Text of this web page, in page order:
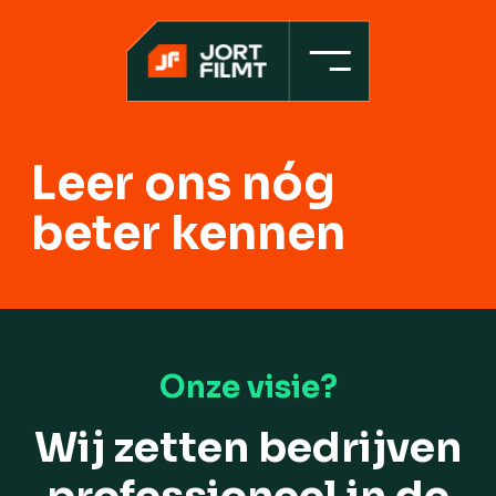
Projecten
Contact
Leer ons nóg
beter kennen
Onze visie?
Wij zetten bedrijven